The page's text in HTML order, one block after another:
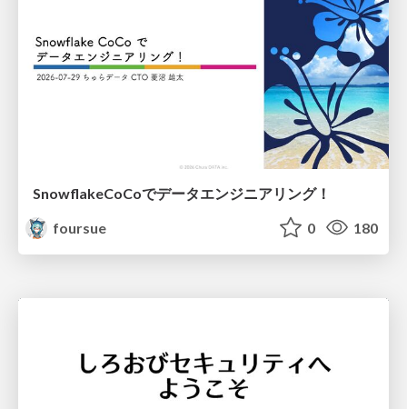
SnowflakeCoCoでデータエンジニアリング！
foursue
0 180